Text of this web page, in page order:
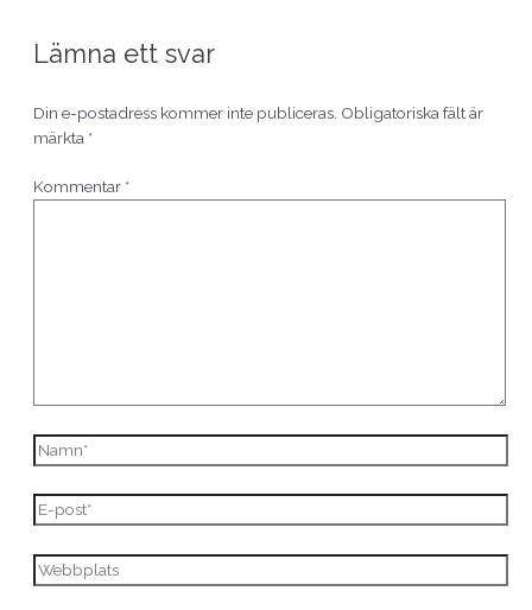
Lämna ett svar
Din e-postadress kommer inte publiceras. Obligatoriska fält är
märkta *
Kommentar *